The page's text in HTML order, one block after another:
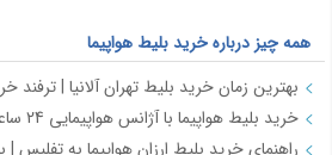
همه چیز درباره خرید بلیط هواپیما
بهترین زمان خرید بلیط تهران آلانیا | ترفند
خرید بلیط هواپیما با آژانس هواپیمایی 24 ساعته | اسپاد چارتر